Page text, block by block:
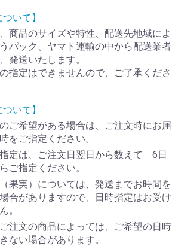
いて】
商品のサイズや特性、配送先地域によ
パック、ヤマト運輸の中から配送業者
発送いたします。
指定はできませんので、ご了承くださ
いて】
ご希望がある場合は、ご注文時にお届
をご指定ください。
定は、ご注文日翌日から数えて 6日
ご指定ください。
果実）については、発送までお時間を
合がありますので、日時指定はお受け
。
注文の商品によっては、ご希望の日時
ない場合があります。